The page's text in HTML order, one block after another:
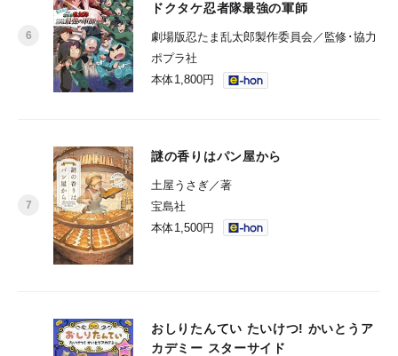
ドクタケ忍者隊最強の軍師
劇場版忍たま乱太郎製作委員会／監修･協力
ポプラ社
本体1,800円
謎の香りはパン屋から
土屋うさぎ／著
宝島社
本体1,500円
おしりたんてい たいけつ! かいとうア
カデミー スターサイド